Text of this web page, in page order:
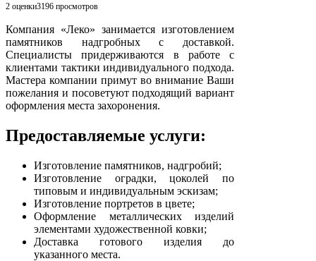
2 оценки3196 просмотров
Компания «Леко» занимается изготовлением
памятников надгробных с доставкой.
Специалисты придерживаются в работе с
клиентами тактики индивидуального подхода.
Мастера компании примут во внимание Ваши
пожелания и посоветуют подходящий вариант
оформления места захоронения.
Предоставляемые услуги:
Изготовление памятников, надгробий;
Изготовление оградки, цоколей по
типовым и индивидуальным эскизам;
Изготовление портретов в цвете;
Оформление металлических изделий
элементами художественной ковки;
Доставка готового изделия до
указанного места.